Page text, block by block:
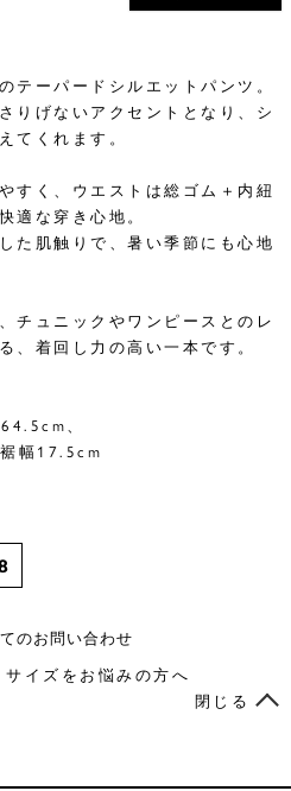
テーパードシルエットパンツ。
りげないアクセントとなり、シ
てくれます。
すく、ウエストは総ゴム＋内紐
適な穿き心地。
た肌触りで、暑い季節にも心地
チュニックやワンピースとのレ
、着回し力の高い一本です。
、
幅17.5cm
のお問い合わせ
サイズをお悩みの方へ
閉じる